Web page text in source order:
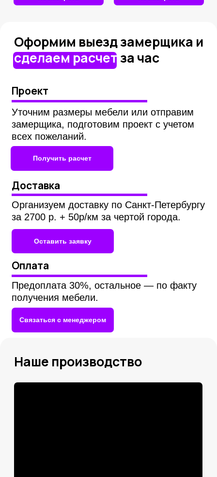
Используем только качественные
материалы и проверенную фурнитуру
Опыт, проверенный временем: 10 лет
создаем мебель для жизни